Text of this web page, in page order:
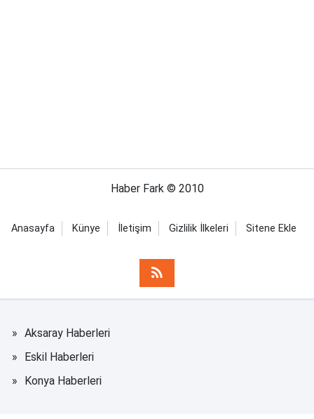
Haber Fark © 2010
Anasayfa Künye İletişim Gizlilik İlkeleri Sitene Ekle
Aksaray Haberleri
Eskil Haberleri
Konya Haberleri